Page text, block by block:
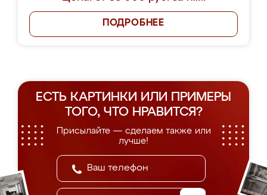
ПОДРОБНЕЕ
ЕСТЬ КАРТИНКИ ИЛИ ПРИМЕРЫ
ТОГО, ЧТО НРАВИТСЯ?
Присылайте — сделаем также или
лучше!